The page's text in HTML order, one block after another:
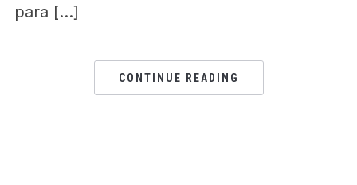
para […]
CONTINUE READING